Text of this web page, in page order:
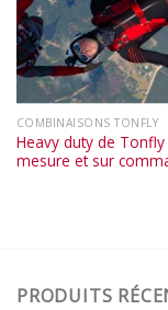
COMBINAISONS TONFLY
Heavy duty de
mesure et sur
PRODUITS